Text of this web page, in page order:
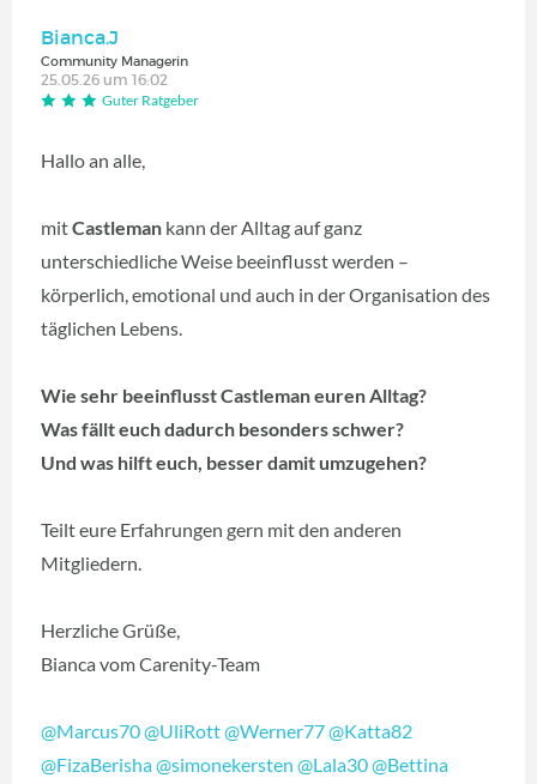
Bianca.J
Community Managerin
25.05.26 um 16:02
Guter Ratgeber
Hallo an alle,
mitCastleman kann der Alltag auf ganz
unterschiedliche Weise beeinflusst werden –
körperlich, emotional und auch in der Organisation des
täglichen Lebens.
Wie sehr beeinflusst Castleman euren Alltag?
Was fällt euch dadurch besonders schwer?
Und was hilft euch, besser damit umzugehen?
Teilt eure Erfahrungen gern mit den anderen
Mitgliedern.
Herzliche Grüße,
Bianca vom Carenity-Team
@Marcus70@UliRott@Werner77@Katta82
@FizaBerisha@simonekersten @Lala30@Bettina